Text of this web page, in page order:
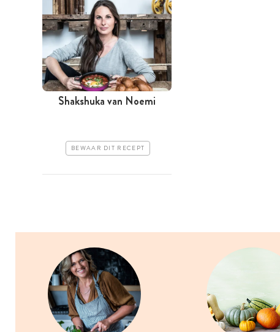
Shakshuka van Noemi
BEWAAR DIT RECEPT